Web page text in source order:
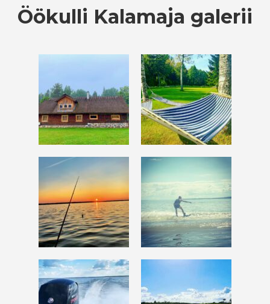
Öökulli Kalamaja galerii